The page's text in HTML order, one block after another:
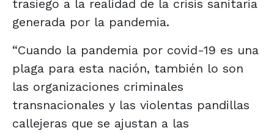
trasiego a la realidad de la crisis sanitaria
generada por la pandemia.
“Cuando la pandemia por covid-19 es una
plaga para esta nación, también lo son
las organizaciones criminales
transnacionales y las violentas pandillas
callejeras que se ajustan a las